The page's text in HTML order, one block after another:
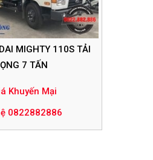
MIGHTY 110S TẢI
7 TẤN
Khuyến Mại
0822882886